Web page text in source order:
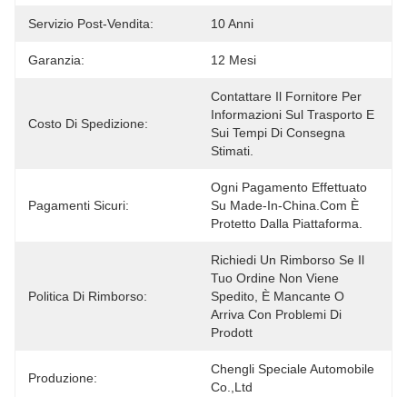
Servizio Post-Vendita: 10 Anni
Garanzia: 12 Mesi
Costo Di Spedizione:
Contattare Il Fornitore Per
Informazioni Sul Trasporto E
Sui Tempi Di Consegna
Stimati.
Pagamenti Sicuri:
Ogni Pagamento Effettuato
Su Made-In-China.com È
Protetto Dalla Piattaforma.
Politica Di Rimborso:
Richiedi Un Rimborso Se Il
Tuo Ordine Non Viene
Spedito, È Mancante O
Arriva Con Problemi Di
Prodott
Produzione:
Chengli Speciale Automobile
Co.,Ltd